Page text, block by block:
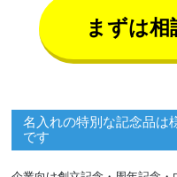
まずは
名入れの特別な記念品は
です